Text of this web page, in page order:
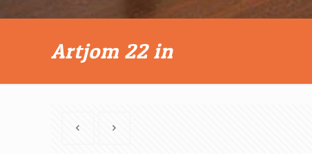
Artjom 22 in